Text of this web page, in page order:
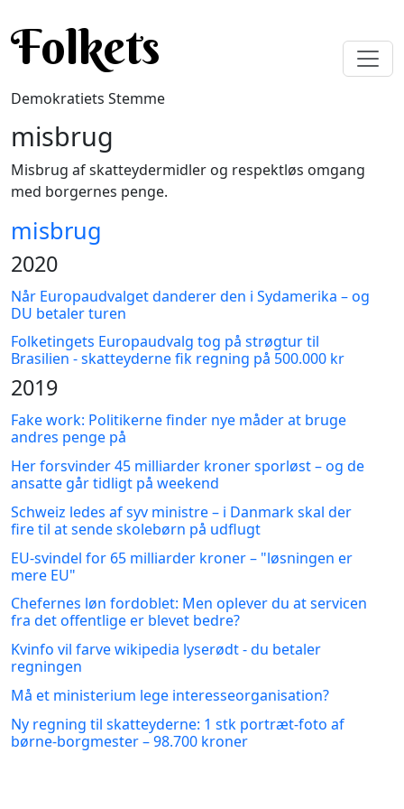
Folkets
Demokratiets Stemme
misbrug
Misbrug af skatteydermidler og respektløs omgang
med borgernes penge.
misbrug
2020
Når Europaudvalget danderer den i Sydamerika – og
DU betaler turen
Folketingets Europaudvalg tog på strøgtur til
Brasilien - skatteyderne fik regning på 500.000 kr
2019
Fake work: Politikerne finder nye måder at bruge
andres penge på
Her forsvinder 45 milliarder kroner sporløst – og de
ansatte går tidligt på weekend
Schweiz ledes af syv ministre – i Danmark skal der
fire til at sende skolebørn på udflugt
EU-svindel for 65 milliarder kroner – "løsningen er
mere EU"
Chefernes løn fordoblet: Men oplever du at servicen
fra det offentlige er blevet bedre?
Kvinfo vil farve wikipedia lyserødt - du betaler
regningen
Må et ministerium lege interesseorganisation?
Ny regning til skatteyderne: 1 stk portræt-foto af
børne-borgmester – 98.700 kroner